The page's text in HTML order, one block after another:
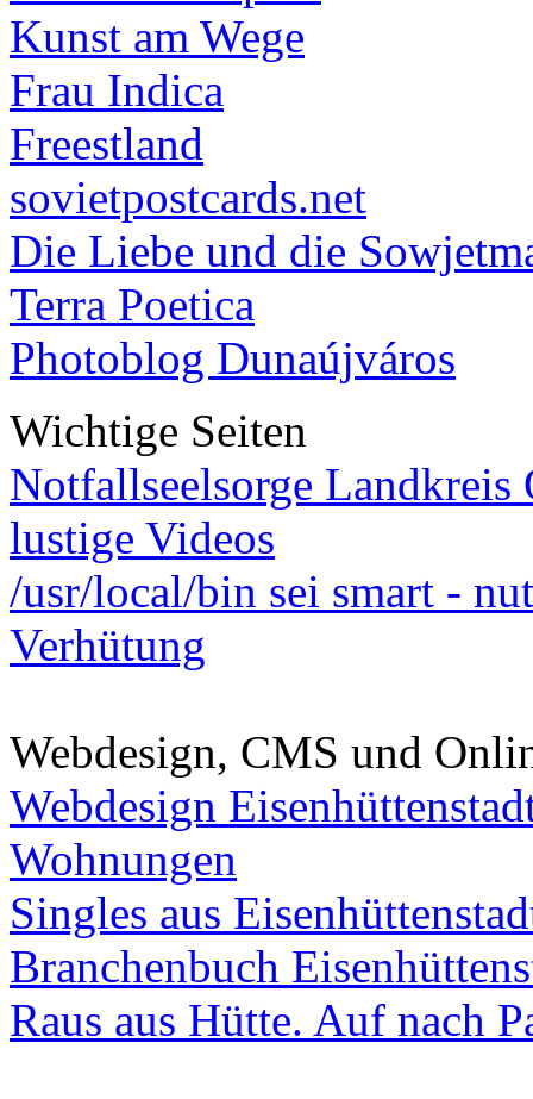
Kunst am Wege
Frau Indica
Freestland
sovietpostcards.net
Die Liebe und die
Terra Poetica
Photoblog Dunaújváros
Wichtige Seiten
Notfallseelsorge Landkreis
lustige Videos
/usr/local/bin sei smart -
Verhütung
Webdesign, CMS und
Webdesign
Wohnungen
Singles aus
Branchenbuch
Raus aus Hütte. Auf nach